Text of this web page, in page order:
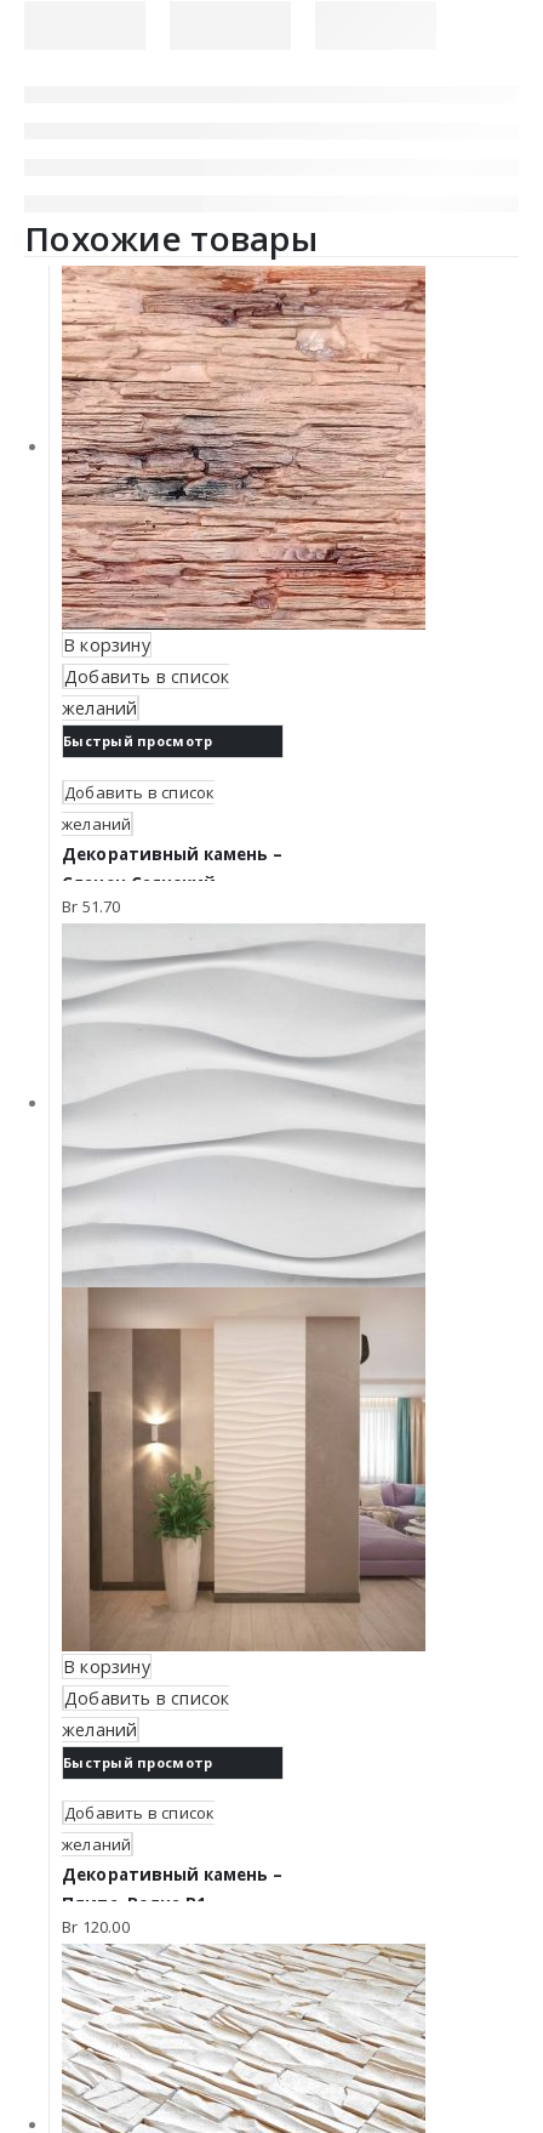
Похожие товары
В корзину
Добавить в список
желаний
Быстрый просмотр
Добавить в список
желаний
Декоративный камень –
Сланец Саянский.
Коричневый градиент
Br 51.70
В корзину
Добавить в список
желаний
Быстрый просмотр
Добавить в список
желаний
Декоративный камень –
Плита. Волна В1
Br 120.00